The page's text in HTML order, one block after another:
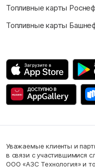
Топливные карты
Топливные карты
Уважаемые клиенты и
в связи с участившимися
ООО «АЗС Технология» и